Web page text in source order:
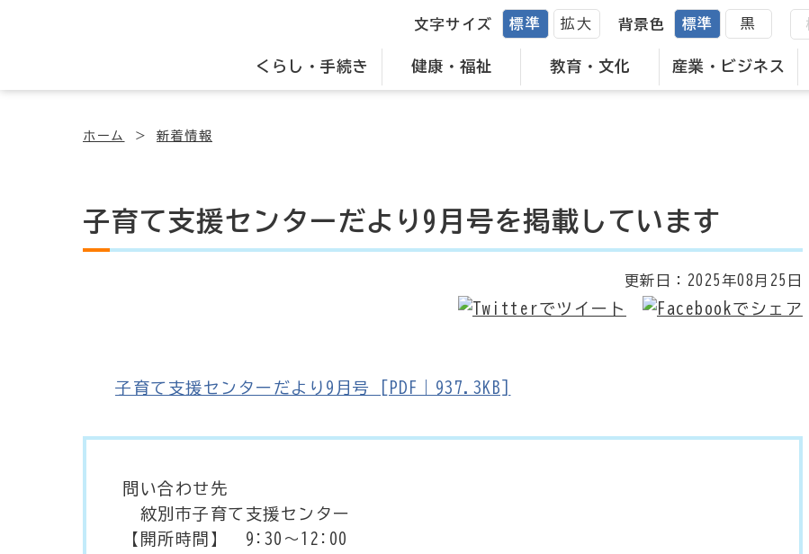
くらし・手続き 健康・福祉 教育・文化 産業・ビジネス
文字サイズ 標準 拡大 背景色 標準 黒
ホーム 新着情報
子育て支援センターだより9月号を掲載しています
更新日： 2025年08月25日
子育て支援センターだより9月号 [PDF｜937.3KB]
問い合わせ先
紋別市子育て支援センター
【開所時間】 9:30～12:00